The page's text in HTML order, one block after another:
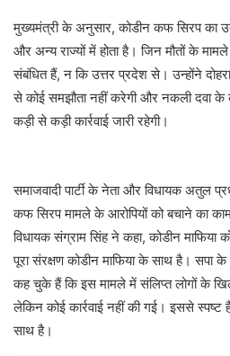
मुख्यमंत्री के अनुसार, कोडीन कफ सिरप का
और अन्य राज्यों में होता है। जिन मौतों के
संबंधित हैं, न कि उत्तर प्रदेश से। उन्होंने
से कोई समझौता नहीं करेगी और नकली दवा के
कड़ी से कड़ी कार्रवाई जारी रहेगी।
समाजवादी पार्टी के नेता और विधायक अतुल
कफ सिरप मामले के आरोपियों को बचाने का
विधायक संग्राम सिंह ने कहा, कोडीन माफिया
पूरा संरक्षण कोडीन माफिया के साथ है। सपा
कह चुके हैं कि इस मामले में संलिप्त लोगों के
लेकिन कोई कार्रवाई नहीं की गई। इससे स्पष्ट
साथ है।